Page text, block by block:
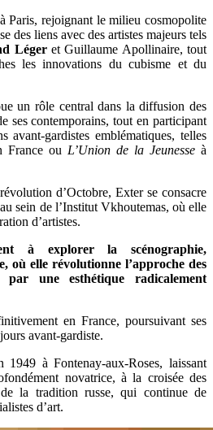
Paris, rejoignant le milieu cosmopolite
des liens avec des artistes majeurs tels
Légeret Guillaume Apollinaire, tout
les innovations du cubisme et du
un rôle central dans la diffusion des
ses contemporains, tout en participant
avant-gardistes emblématiques, telles
France ou L’Union de la Jeunesse à
d’Octobre, Exter se consacre
sein de l’Institut Vkhoutemas, où elle
d’artistes.
à explorer la scénographie,
où elle révolutionne l’approche des
par une esthétique radicalement
en France, poursuivant ses
avant-gardiste.
1949 à Fontenay-aux-Roses, laissant
novatrice, à la croisée des
la tradition russe, qui continue de
d’art.